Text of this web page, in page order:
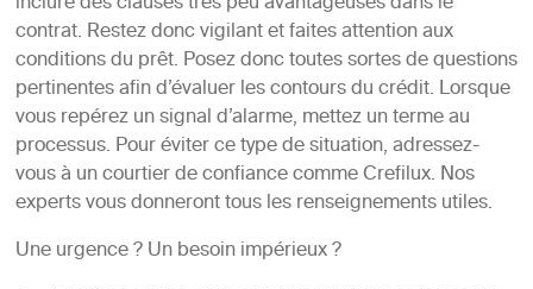
contrat. Restez donc vigilant et faites attention aux
conditions du prêt. Posez donc toutes sortes de questions
pertinentes afin d’évaluer les contours du crédit. Lorsque
vous repérez un signal d’alarme, mettez un terme au
processus. Pour éviter ce type de situation, adressez-
vous à un courtier de confiance comme Crefilux. Nos
experts vous donneront tous les renseignements utiles.
Une urgence ? Un besoin impérieux ?